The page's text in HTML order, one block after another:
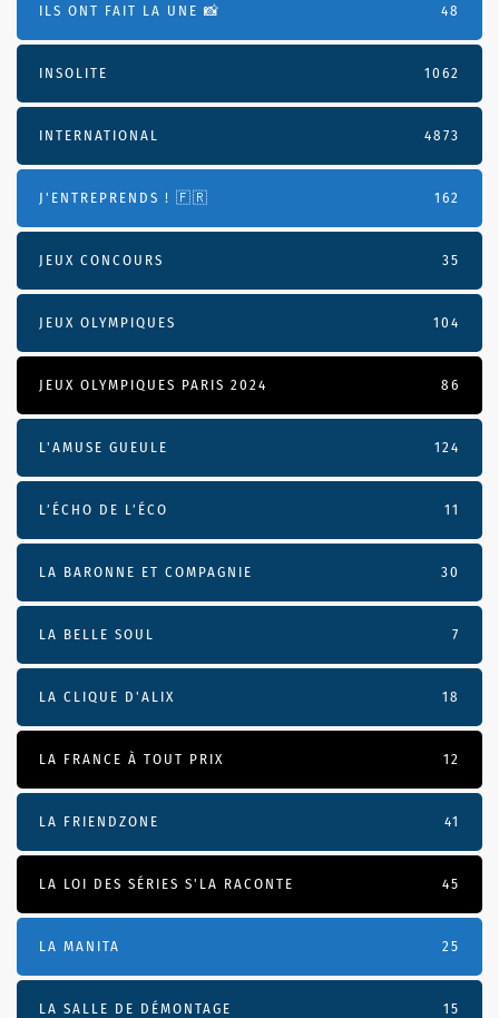
ILS ONT FAIT LA UNE 📸 48
INSOLITE 1062
INTERNATIONAL 4873
J'ENTREPRENDS ! 🇫🇷 162
JEUX CONCOURS 35
JEUX OLYMPIQUES 104
JEUX OLYMPIQUES PARIS 2024 86
L'AMUSE GUEULE 124
L’ÉCHO DE L’ÉCO 11
LA BARONNE ET COMPAGNIE 30
LA BELLE SOUL 7
LA CLIQUE D'ALIX 18
LA FRANCE À TOUT PRIX 12
LA FRIENDZONE 41
LA LOI DES SÉRIES S'LA RACONTE 45
LA MANITA 25
LA SALLE DE DÉMONTAGE 15